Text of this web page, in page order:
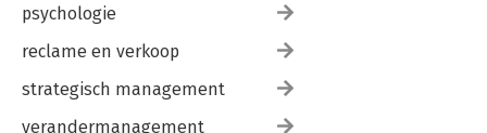
psychologie
reclame en verkoop
strategisch management
verandermanagement